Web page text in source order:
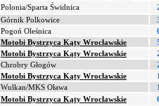
Polonia/Sparta Świdnica
Górnik Polkowice
Pogoń Oleśnica
Motobi Bystrzyca Kąty Wrocławskie
Motobi Bystrzyca Kąty Wrocławskie
Chrobry Głogów
Motobi Bystrzyca Kąty Wrocławskie
Wulkan/MKS Oława
Motobi Bystrzyca Kąty Wrocławskie